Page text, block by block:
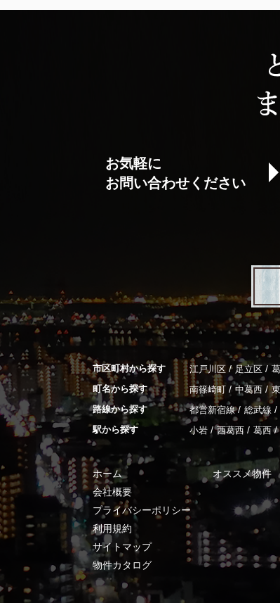
お気軽に
お問い合わせください
市区町村から探す 江戸川区 / 足立区 /
町名から探す
南篠崎町 / 中葛西 /
路線から探す
都営新宿線 / 総武線 /
駅から探す
小岩 / 西葛西 / 葛西 /
ホーム
会社概要
プライバシーポリシー
利用規約
サイトマップ
物件カタログ
オススメ物件